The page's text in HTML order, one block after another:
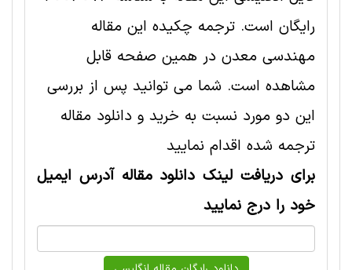
رایگان است. ترجمه چکیده این مقاله
مهندسی معدن در همین صفحه قابل
مشاهده است. شما می توانید پس از بررسی
این دو مورد نسبت به خرید و دانلود مقاله
ترجمه شده اقدام نمایید
برای دریافت لینک دانلود مقاله آدرس ایمیل
خود را درج نمایید